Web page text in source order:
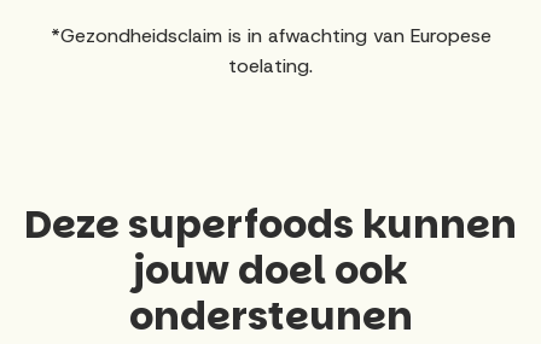
*Gezondheidsclaim is in afwachting van Europese
toelating.
Deze superfoods kunnen
jouw doel ook
ondersteunen